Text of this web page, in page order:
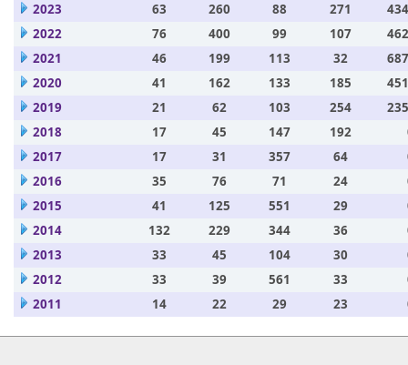
2023
63 260 88 271
2022
76 400 99 107
2021
46 199 113 32
2020
41 162 133 185
2019
21 62 103 254
2018
17 45 147 192
2017
17 31 357 64
2016
35 76 71 24
2015
41 125 551 29
2014
132 229 344 36
2013
33 45 104 30
2012
33 39 561 33
2011
14 22 29 23